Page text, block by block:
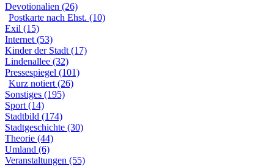
Devotionalien (26)
Postkarte nach Ehst. (10)
Exil (15)
Internet (53)
Kinder der Stadt (17)
Lindenallee (32)
Pressespiegel (101)
Kurz notiert (26)
Sonstiges (195)
Sport (14)
Stadtbild (174)
Stadtgeschichte (30)
Theorie (44)
Umland (6)
Veranstaltungen (55)